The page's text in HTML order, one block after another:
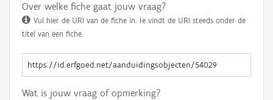
Over welke fiche gaat jouw vraag?
Vul hier de URI van de fiche in. Je vindt de URI steeds onder de
titel van een fiche.
Wat is jouw vraag of opmerking?